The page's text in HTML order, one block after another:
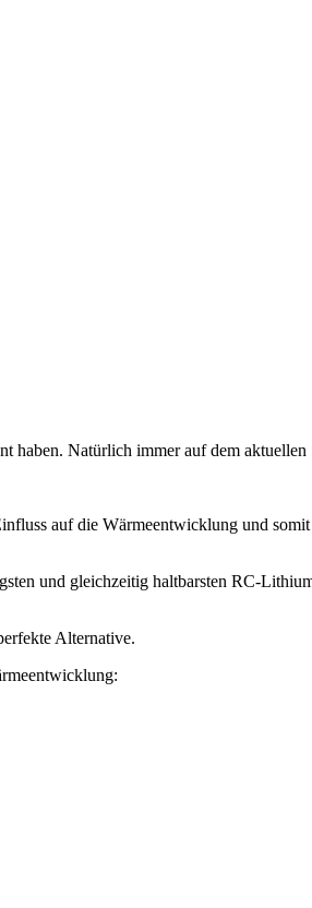
haben. Natürlich immer auf dem aktuellen
auf die Wärmeentwicklung und
und gleichzeitig haltbarsten RC-
Alternative.